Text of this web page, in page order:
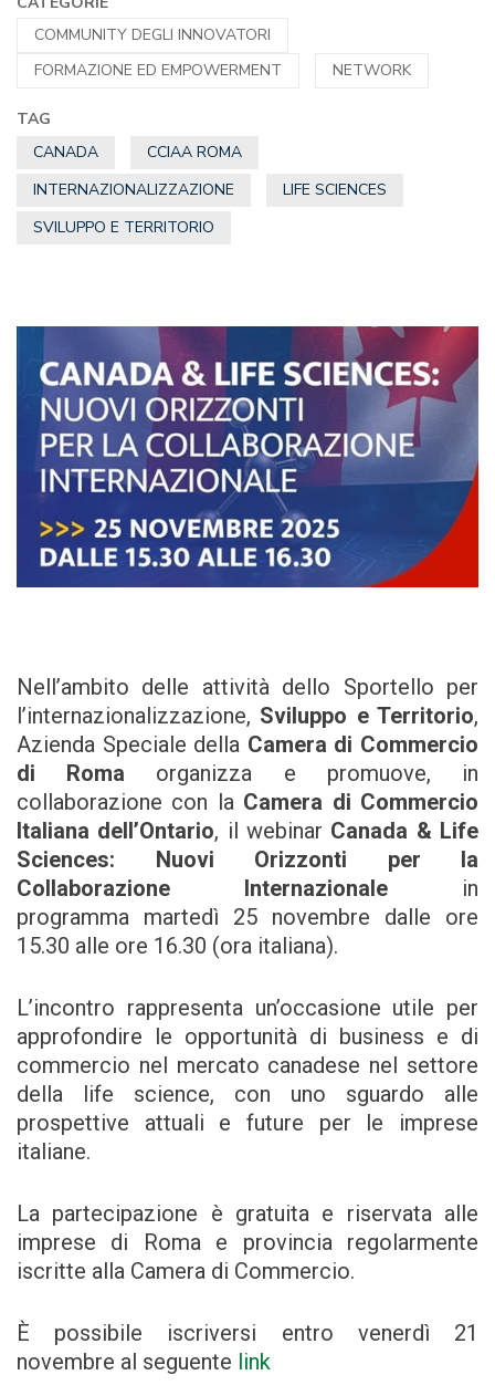
COMMUNITY DEGLI INNOVATORI
FORMAZIONE ED EMPOWERMENT
NETWORK
TAG
CANADA
CCIAA ROMA
INTERNAZIONALIZZAZIONE
LIFE SCIENCES
SVILUPPO E TERRITORIO
Nell’ambito delle attività dello Sportello per
l’internazionalizzazione, Sviluppo e Territorio,
Azienda Speciale della Camera di Commercio
di Roma organizza e promuove, in
collaborazione con la Camera di Commercio
Italiana dell’Ontario, il webinar Canada & Life
Sciences: Nuovi Orizzonti per la
Collaborazione Internazionale in
programma martedì 25 novembre dalle ore
15.30 alle ore 16.30 (ora italiana).
L’incontro rappresenta un’occasione utile per
approfondire le opportunità di business e di
commercio nel mercato canadese nel settore
della life science, con uno sguardo alle
prospettive attuali e future per le imprese
italiane.
La partecipazione è gratuita e riservata alle
imprese di Roma e provincia regolarmente
iscritte alla Camera di Commercio.
È possibile iscriversi entro venerdì 21
novembre al seguente link